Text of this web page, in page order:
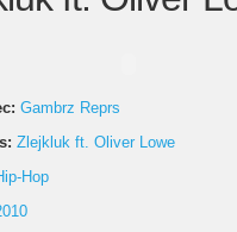
Gambrz Reprs
Zlejkluk ft. Oliver Lowe
Hop